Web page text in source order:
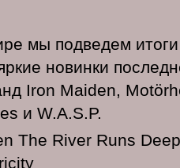
мы подведем
новинки
Iron Maiden,
и W.A.S.P.
The River Runs Deep